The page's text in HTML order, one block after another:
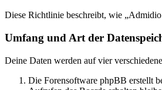
Diese Richtlinie beschreibt, wie
Umfang und Art der
Deine Daten werden auf vier
Die Forensoftware phpBB erstellt